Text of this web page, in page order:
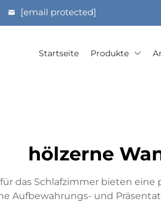
[email protected]
Startseite Produkte
hölzerne
das Schlafzimmer bieten
Aufbewahrungs- und